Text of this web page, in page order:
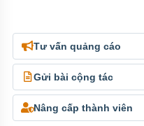
Tư vấn quảng cáo
Gửi bài cộng tác
Nâng cấp thành viên